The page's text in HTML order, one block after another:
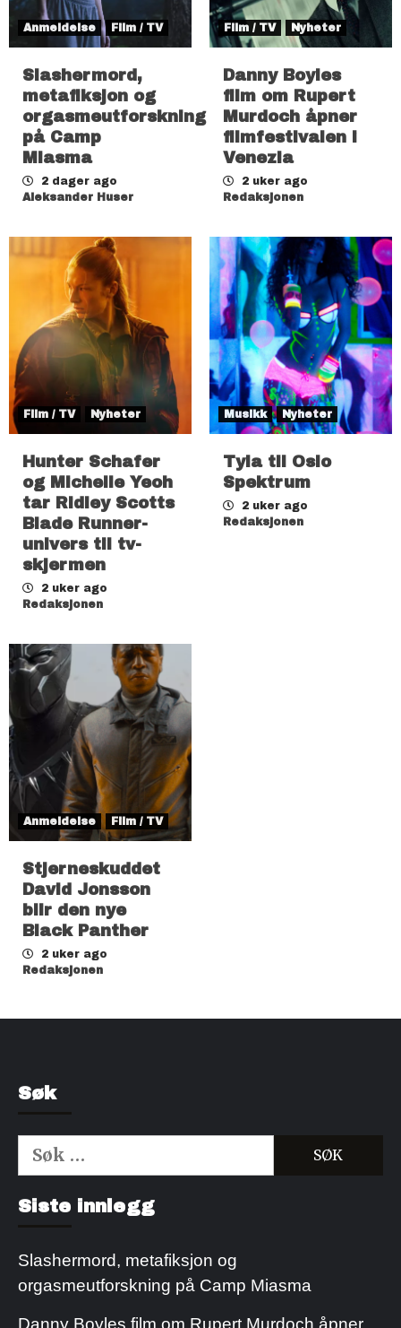
Anmeldelse Film / TV
Slashermord,
metafiksjon og
orgasmeutforskning
på Camp
Miasma
2 dager ago
Aleksander Huser
Film / TV Nyheter
Danny Boyles
film om Rupert
Murdoch åpner
filmfestivalen i
Venezia
2 uker ago
Redaksjonen
Film / TV Nyheter
Hunter Schafer
og Michelle Yeoh
tar Ridley Scotts
Blade Runner-
univers til tv-
skjermen
2 uker ago
Redaksjonen
Musikk Nyheter
Tyla til Oslo
Spektrum
2 uker ago
Redaksjonen
Anmeldelse Film / TV
Stjerneskuddet
David Jonsson
blir den nye
Black Panther
2 uker ago
Redaksjonen
Søk
Søk
etter:
Siste innlegg
Slashermord, metafiksjon og
orgasmeutforskning på Camp Miasma
Danny Boyles film om Rupert Murdoch åpner